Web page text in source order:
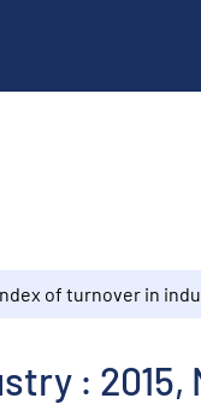
: 2015,